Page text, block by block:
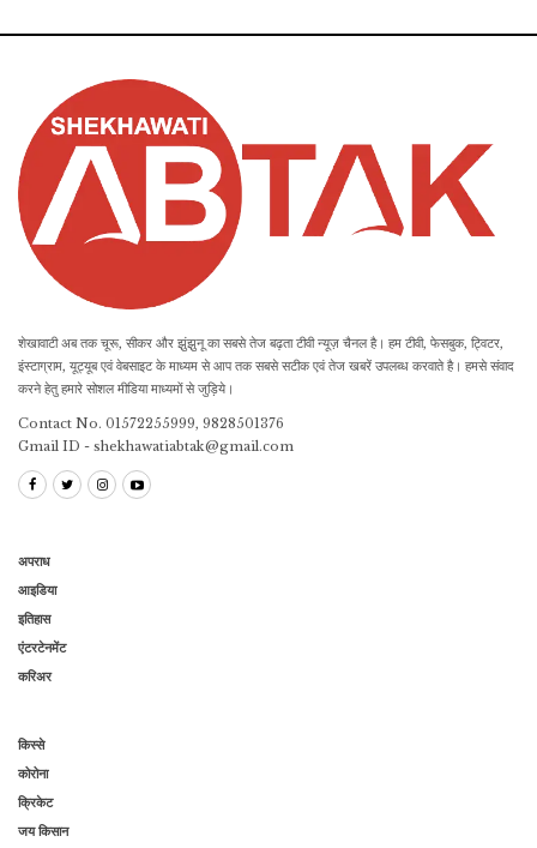
शेखावाटी अब तक चूरू, सीकर और झुंझुनू का सबसे तेज बढ़ता टीवी न्यूज़ चैनल है। हम टीवी, फेसबुक, ट्विटर,
इंस्टाग्राम, यूट्यूब एवं वेबसाइट के माध्यम से आप तक सबसे सटीक एवं तेज खबरें उपलब्ध करवाते है। हमसे संवाद
करने हेतु हमारे सोशल मीडिया माध्यमों से जुड़िये।
Contact No. 01572255999, 9828501376
Gmail ID - shekhawatiabtak@gmail.com
अपराध
आइडिया
इतिहास
एंटरटेनमेंट
करिअर
किस्से
कोरोना
क्रिकेट
जय किसान